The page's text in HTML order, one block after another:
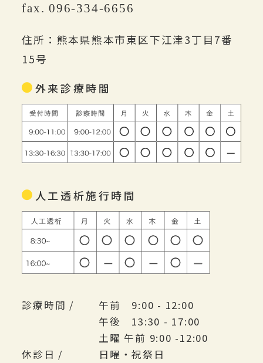
fax. 096-334-6656
住所：熊本県熊本市東区下江津3丁目7番
15号
外来診療時間
人工透析施行時間
診療時間 /
午前 9:00 - 12:00
午後 13:30 - 17:00
土曜 午前 9:00 -12:00
休診日 /
日曜・祝祭日